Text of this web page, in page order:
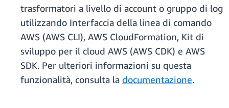
trasformatori a livello di account o gruppo di log
utilizzando Interfaccia della linea di comando
AWS (AWS CLI), AWS CloudFormation, Kit di
sviluppo per il cloud AWS (AWS CDK) e AWS
SDK. Per ulteriori informazioni su questa
funzionalità, consulta la documentazione.